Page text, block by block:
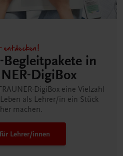
in
DigiBox
DigiBox eine Vielzahl
als Lehrer/in ein Stück
machen.
Lehrer/innen